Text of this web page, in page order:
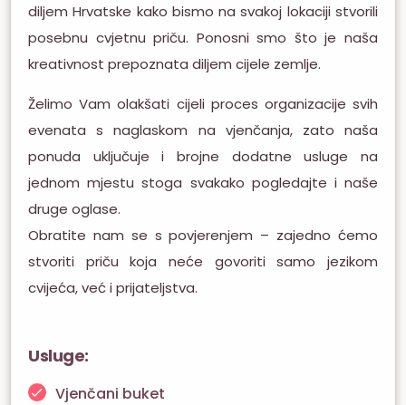
diljem Hrvatske kako bismo na svakoj lokaciji stvorili
posebnu cvjetnu priču. Ponosni smo što je naša
kreativnost prepoznata diljem cijele zemlje.
Želimo Vam olakšati cijeli proces organizacije svih
evenata s naglaskom na vjenčanja, zato naša
ponuda uključuje i brojne dodatne usluge na
jednom mjestu stoga svakako pogledajte i naše
druge oglase.
Obratite nam se s povjerenjem – zajedno ćemo
stvoriti priču koja neće govoriti samo jezikom
cvijeća, već i prijateljstva.
Usluge:
Vjenčani buket